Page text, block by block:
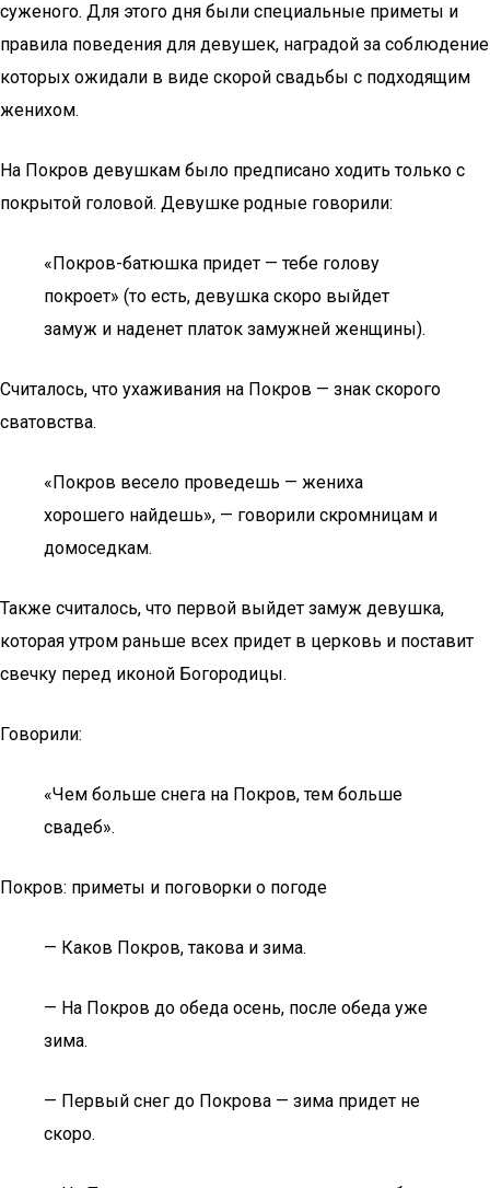
суженого. Для этого дня были специальные приметы и
правила поведения для девушек, наградой за соблюдение
которых ожидали в виде скорой свадьбы с подходящим
женихом.
На Покров девушкам было предписано ходить только с
покрытой головой. Девушке родные говорили:
«Покров-батюшка придет — тебе голову
покроет» (то есть, девушка скоро выйдет
замуж и наденет платок замужней женщины).
Считалось, что ухаживания на Покров — знак скорого
сватовства.
«Покров весело проведешь — жениха
хорошего найдешь», — говорили скромницам и
домоседкам.
Также считалось, что первой выйдет замуж девушка,
которая утром раньше всех придет в церковь и поставит
свечку перед иконой Богородицы.
Говорили:
«Чем больше снега на Покров, тем больше
свадеб».
Покров: приметы и поговорки о погоде
— Каков Покров, такова и зима.
— На Покров до обеда осень, после обеда уже
зима.
— Первый снег до Покрова — зима придет не
скоро.